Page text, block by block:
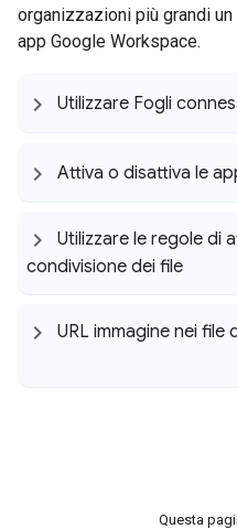
organizzazioni più grandi
app Google Workspace.
Utilizzare Fogli
Attiva o disattiva le
Utilizzare le regole di
condivisione dei file
URL immagine nei
Questa